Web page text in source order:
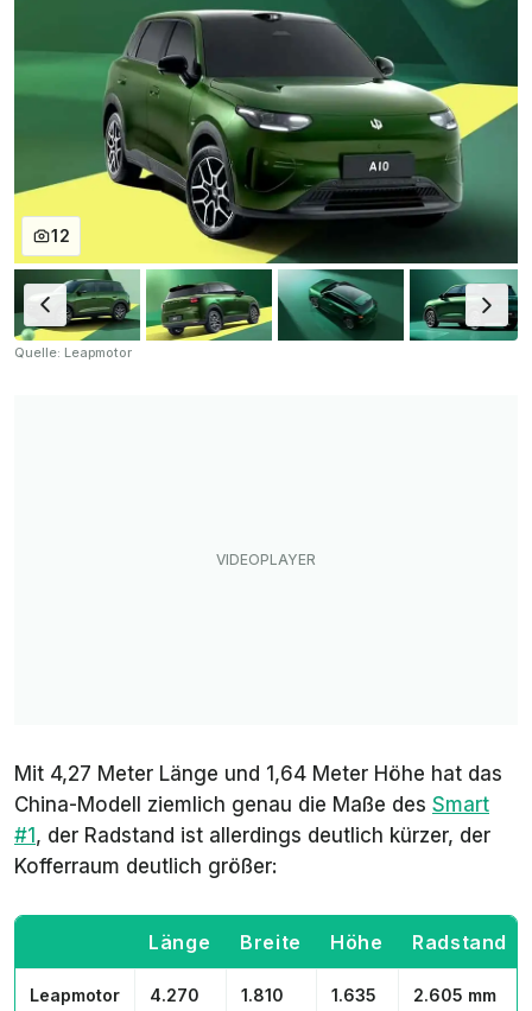
12
Quelle: Leapmotor
Mit 4,27 Meter Länge und 1,64 Meter Höhe hat das
China-Modell ziemlich genau die Maße des Smart
#1, der Radstand ist allerdings deutlich kürzer, der
Kofferraum deutlich größer:
Länge Breite Höhe Radstand
Leapmotor
4.270
1.810
1.635
2.605 mm